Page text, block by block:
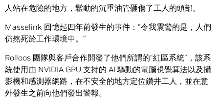
人站在危險的地方，鬆動的沉重油管砸傷了工人的頭部。
Masselink 回憶起四年前發生的事件：“令我震驚的是，人們
仍然死於工作環境中。”
Rolloos 團隊與客戶合作開發了他們所謂的“紅區系統”，該系
統使用由 NVIDIA GPU 支持的 AI 驅動的電腦視覺算法以及攝
影機和感測器網路，在不安全的地方定位鑽井工人，並在意
外發生之前向他們發出警報。